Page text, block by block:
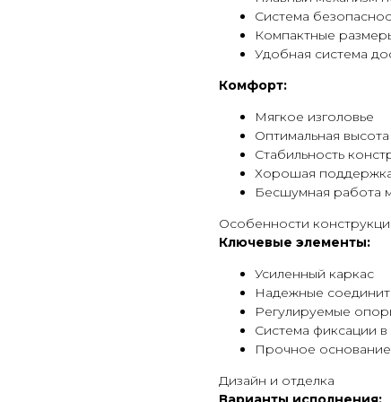
Система
Компактные
Удобная система
Комфорт:
Мягкое изголовье
Оптимальная высота
Стабильность
Хорошая
Бесшумная работа
Особенности
Ключевые элементы:
Усиленный каркас
Надежные
Регулируемые
Система фиксации
Прочное основание
Дизайн и отделка